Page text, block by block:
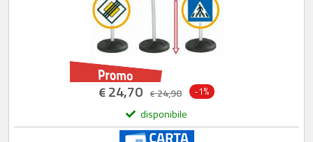
€24,70 €24,90 -1%
disponibile